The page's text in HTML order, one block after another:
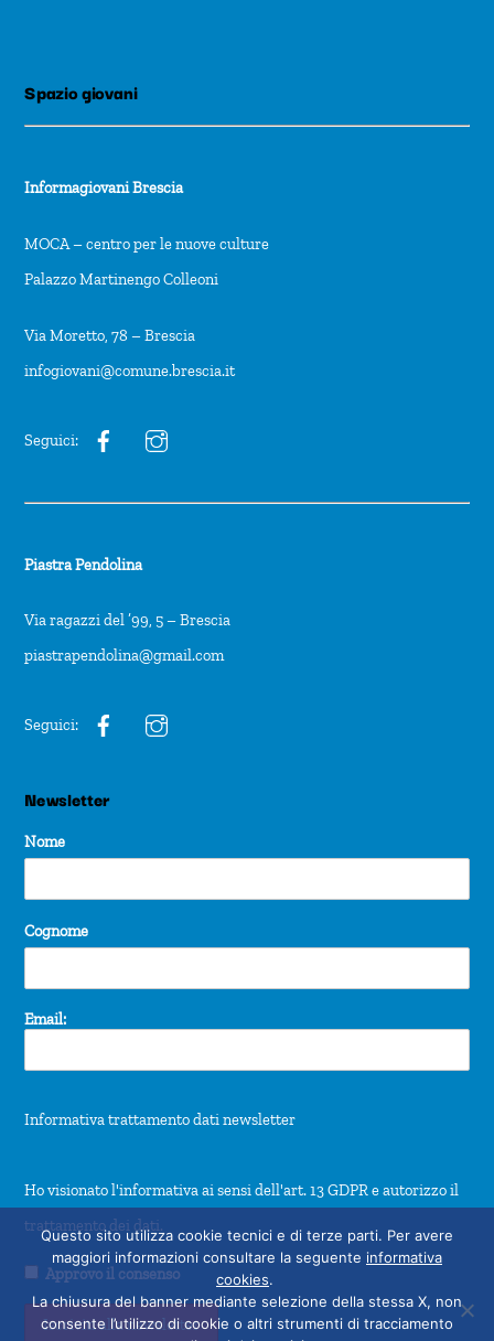
Spazio giovani
Informagiovani Brescia
MOCA – centro per le nuove culture
Palazzo Martinengo Colleoni
Via Moretto, 78 – Brescia
infogiovani@comune.brescia.it
Seguici:
Piastra Pendolina
Via ragazzi del ’99, 5 – Brescia
piastrapendolina@gmail.com
Seguici:
Newsletter
Nome
Cognome
Email:
Informativa trattamento dati newsletter
Ho visionato l'informativa ai sensi dell'art. 13 GDPR e autorizzo il
trattamento dei dati.
Approvo il consenso
Questo sito utilizza cookie tecnici e di terze parti. Per avere
maggiori informazioni consultare la seguente informativa
cookies.
La chiusura del banner mediante selezione della stessa X, non
consente l’utilizzo di cookie o altri strumenti di tracciamento